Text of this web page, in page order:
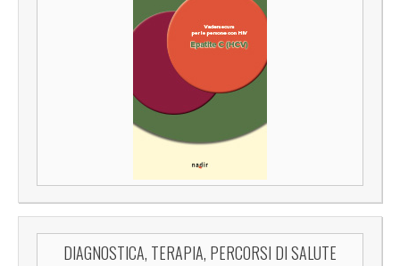
DIAGNOSTICA, TERAPIA, PERCORSI DI SALUTE